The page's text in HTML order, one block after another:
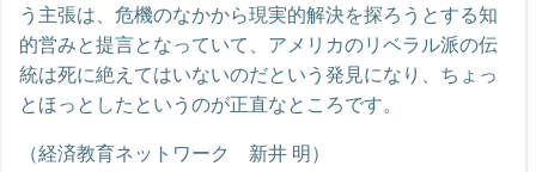
う主張は、危機のなかから現実的解決を探ろうとする知
的営みと提言となっていて、アメリカのリベラル派の伝
統は死に絶えてはいないのだという発見になり、ちょっ
とほっとしたというのが正直なところです。
（経済教育ネットワーク 新井 明）